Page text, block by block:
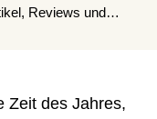
Reviews und
Zeit des Jahres,